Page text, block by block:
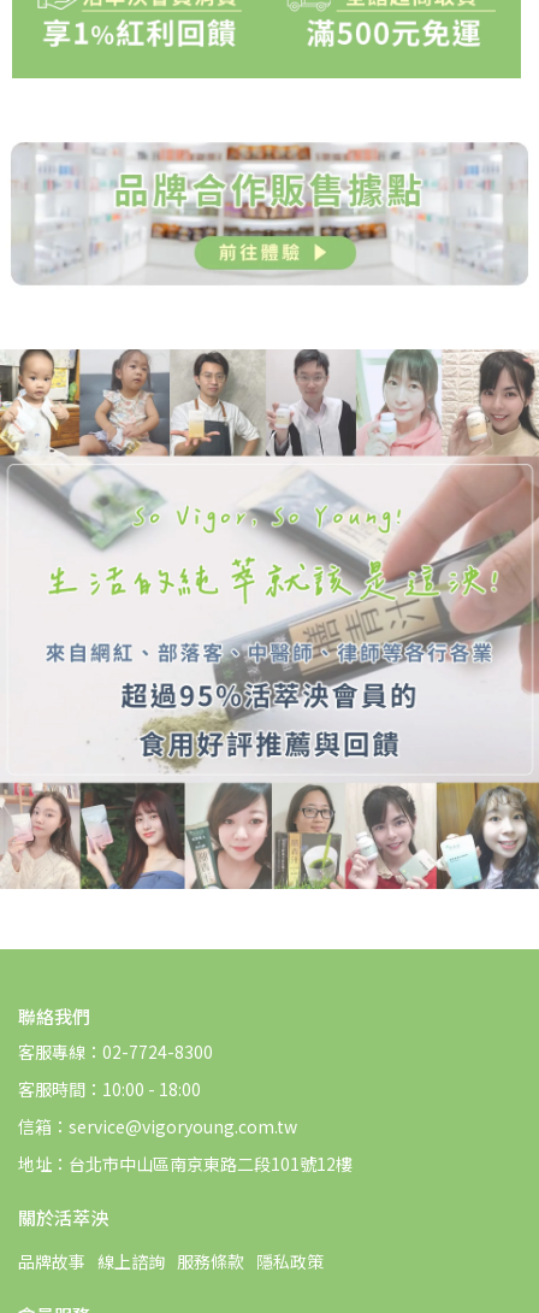
聯絡我們
客服專線：02-7724-8300
客服時間：10:00 - 18:00
信箱：service@vigoryoung.com.tw
地址：台北市中山區南京東路二段101號12樓
關於活萃泱
品牌故事 線上諮詢 服務條款 隱私政策